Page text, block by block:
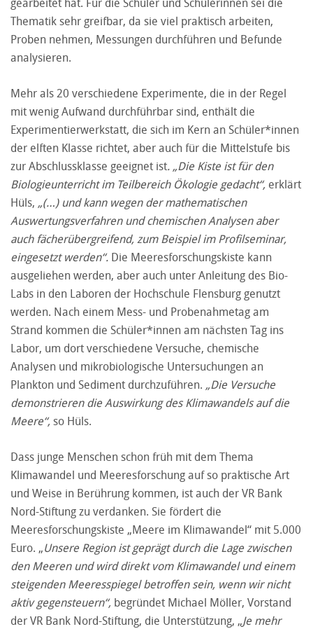
Thematik sehr greifbar, da sie viel praktisch arbeiten,
Proben nehmen, Messungen durchführen und Befunde
analysieren.
Mehr als 20 verschiedene Experimente, die in der Regel
mit wenig Aufwand durchführbar sind, enthält die
Experimentierwerkstatt, die sich im Kern an Schüler*innen
der elften Klasse richtet, aber auch für die Mittelstufe bis
zur Abschlussklasse geeignet ist. „Die Kiste ist für den
Biologieunterricht im Teilbereich Ökologie gedacht“, erklärt
Hüls, „(…) und kann wegen der mathematischen
Auswertungsverfahren und chemischen Analysen aber
auch fächerübergreifend, zum Beispiel im Profilseminar,
eingesetzt werden“. Die Meeresforschungskiste kann
ausgeliehen werden, aber auch unter Anleitung des Bio-
Labs in den Laboren der Hochschule Flensburg genutzt
werden. Nach einem Mess- und Probenahmetag am
Strand kommen die Schüler*innen am nächsten Tag ins
Labor, um dort verschiedene Versuche, chemische
Analysen und mikrobiologische Untersuchungen an
Plankton und Sediment durchzuführen. „Die Versuche
demonstrieren die Auswirkung des Klimawandels auf die
Meere“,so Hüls.
Dass junge Menschen schon früh mit dem Thema
Klimawandel und Meeresforschung auf so praktische Art
und Weise in Berührung kommen, ist auch der VR Bank
Nord-Stiftung zu verdanken. Sie fördert die
Meeresforschungskiste „Meere im Klimawandel“ mit 5.000
Euro. „Unsere Region ist geprägt durch die Lage zwischen
den Meeren und wird direkt vom Klimawandel und einem
steigenden Meeresspiegel betroffen sein, wenn wir nicht
aktiv gegensteuern“, begründet Michael Möller, Vorstand
der VR Bank Nord-Stiftung, die Unterstützung, „Je mehr